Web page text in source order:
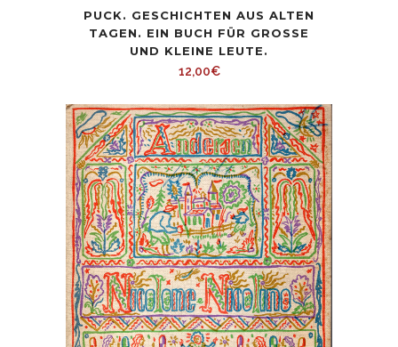
PUCK. GESCHICHTEN AUS ALTEN
TAGEN. EIN BUCH FÜR GROSSE U
ND KLEINE LEUTE.
12,00€